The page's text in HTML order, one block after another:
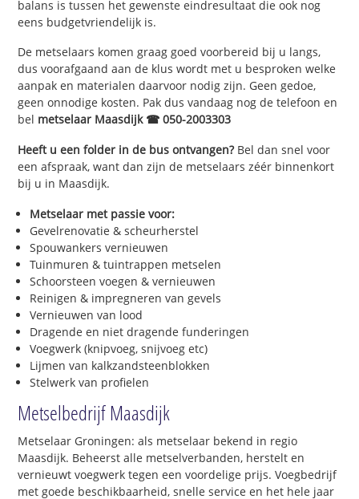
balans is tussen het gewenste eindresultaat die ook nog
eens budgetvriendelijk is.
De metselaars komen graag goed voorbereid bij u langs,
dus voorafgaand aan de klus wordt met u besproken welke
aanpak en materialen daarvoor nodig zijn. Geen gedoe,
geen onnodige kosten. Pak dus vandaag nog de telefoon en
bel metselaar Maasdijk ☎ 050-2003303
Heeft u een folder in de bus ontvangen?Bel dan snel voor
een afspraak, want dan zijn de metselaars zéér binnenkort
bij u in Maasdijk.
Metselaar met passie voor:
Gevelrenovatie & scheurherstel
Spouwankers vernieuwen
Tuinmuren & tuintrappen metselen
Schoorsteen voegen & vernieuwen
Reinigen & impregneren van gevels
Vernieuwen van lood
Dragende en niet dragende funderingen
Voegwerk (knipvoeg, snijvoeg etc)
Lijmen van kalkzandsteenblokken
Stelwerk van profielen
Metselbedrijf Maasdijk
Metselaar Groningen: als metselaar bekend in regio
Maasdijk. Beheerst alle metselverbanden, herstelt en
vernieuwt voegwerk tegen een voordelige prijs. Voegbedrijf
met goede beschikbaarheid, snelle service en het hele jaar